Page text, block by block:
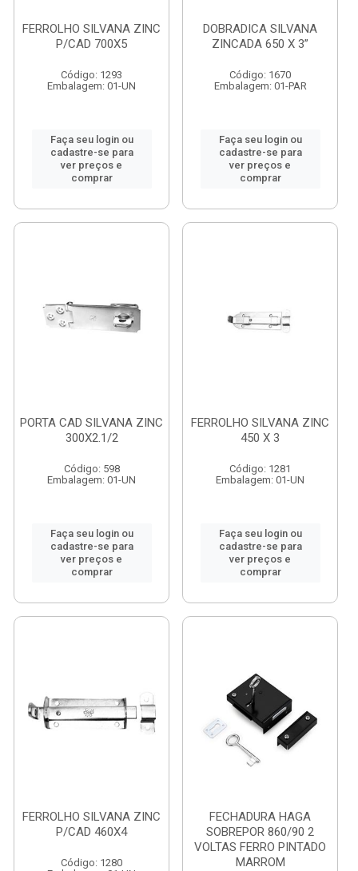
FERROLHO SILVANA ZINC
P/CAD 700X5
Código: 1293
Embalagem: 01-UN
Faça seu login ou
cadastre-se para
ver preços e
comprar
DOBRADICA SILVANA
ZINCADA 650 X 3”
Código: 1670
Embalagem: 01-PAR
Faça seu login ou
cadastre-se para
ver preços e
comprar
PORTA CAD SILVANA ZINC
300X2.1/2
Código: 598
Embalagem: 01-UN
Faça seu login ou
cadastre-se para
ver preços e
comprar
FERROLHO SILVANA ZINC
450 X 3
Código: 1281
Embalagem: 01-UN
Faça seu login ou
cadastre-se para
ver preços e
comprar
FERROLHO SILVANA ZINC
P/CAD 460X4
Código: 1280
FECHADURA HAGA
SOBREPOR 860/90 2
VOLTAS FERRO PINTADO
MARROM